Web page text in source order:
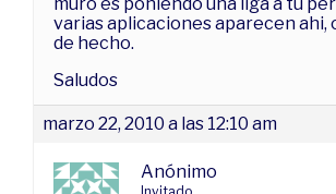
varias aplicaciones aparecen ahi,
de hecho.
Saludos
marzo 22, 2010 a las 12:10 am
Anónimo